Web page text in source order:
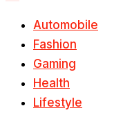
Automobile
Fashion
Gaming
Health
Lifestyle